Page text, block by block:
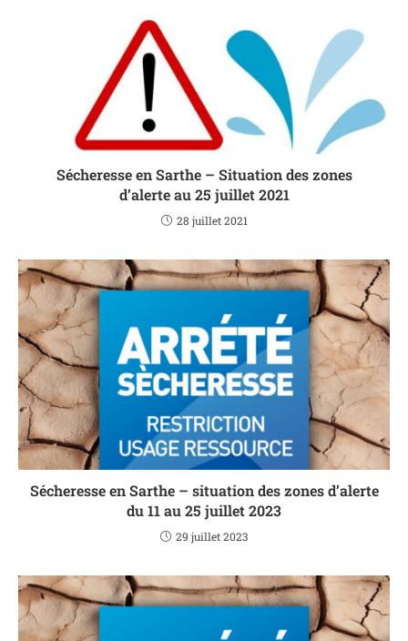
Sécheresse en Sarthe – Situation des zones
d’alerte au 25 juillet 2021
28 juillet 2021
Sécheresse en Sarthe – situation des zones d’alerte
du 11 au 25 juillet 2023
29 juillet 2023